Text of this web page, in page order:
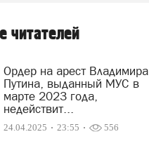
читателей
Ордер на арест Владимира
Путина, выданный МУС в
марте 2023 года,
недействит...
24.04.2025 23:55 556